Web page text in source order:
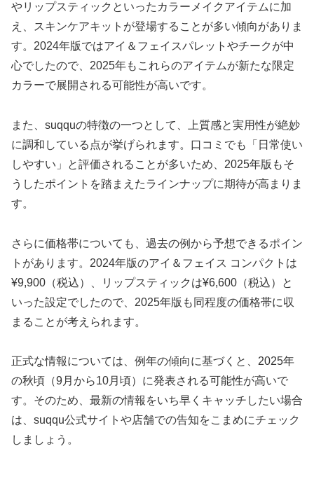
やリップスティックといったカラーメイクアイテムに加
え、スキンケアキットが登場することが多い傾向がありま
す。2024年版ではアイ＆フェイスパレットやチークが中
心でしたので、2025年もこれらのアイテムが新たな限定
カラーで展開される可能性が高いです。
また、suqquの特徴の一つとして、上質感と実用性が絶妙
に調和している点が挙げられます。口コミでも「日常使い
しやすい」と評価されることが多いため、2025年版もそ
うしたポイントを踏まえたラインナップに期待が高まりま
す。
さらに価格帯についても、過去の例から予想できるポイン
トがあります。2024年版のアイ＆フェイス コンパクトは
¥9,900（税込）、リップスティックは¥6,600（税込）と
いった設定でしたので、2025年版も同程度の価格帯に収
まることが考えられます。
正式な情報については、例年の傾向に基づくと、2025年
の秋頃（9月から10月頃）に発表される可能性が高いで
す。そのため、最新の情報をいち早くキャッチしたい場合
は、suqqu公式サイトや店舗での告知をこまめにチェック
しましょう。